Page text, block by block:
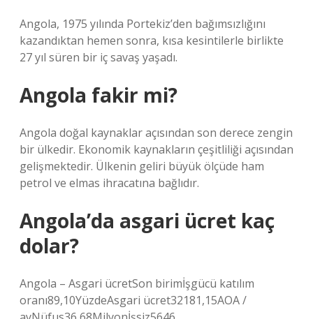
Angola, 1975 yılında Portekiz’den bağımsızlığını
kazandıktan hemen sonra, kısa kesintilerle birlikte
27 yıl süren bir iç savaş yaşadı.
Angola fakir mi?
Angola doğal kaynaklar açısından son derece zengin
bir ülkedir. Ekonomik kaynakların çeşitliliği açısından
gelişmektedir. Ülkenin geliri büyük ölçüde ham
petrol ve elmas ihracatına bağlıdır.
Angola’da asgari ücret kaç
dolar?
Angola – Asgari ücretSon birimİşgücü katılım
oranı89,10YüzdeAsgari ücret32181,15AOA /